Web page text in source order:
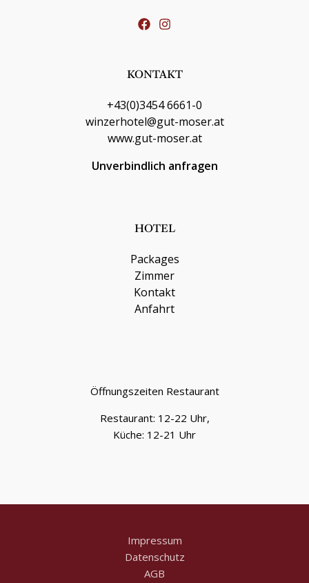
KONTAKT
+43(0)3454 6661-0
winzerhotel@gut-moser.at
www.gut-moser.at
Unverbindlich anfragen
HOTEL
Packages
Zimmer
Kontakt
Anfahrt
Öffnungszeiten Restaurant
Restaurant: 12-22 Uhr,
Küche: 12-21 Uhr
Impressum
Datenschutz
AGB